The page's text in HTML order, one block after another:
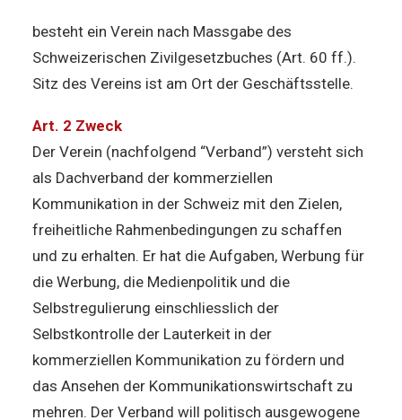
besteht ein Verein nach Massgabe des
Schweizerischen Zivilgesetzbuches (Art. 60 ff.).
Sitz des Vereins ist am Ort der Geschäftsstelle.
Art. 2 Zweck
Der Verein (nachfolgend “Verband”) versteht sich
als Dachverband der kommerziellen
Kommunikation in der Schweiz mit den Zielen,
freiheitliche Rahmenbedingungen zu schaffen
und zu erhalten. Er hat die Aufgaben, Werbung für
die Werbung, die Medienpolitik und die
Selbstregulierung einschliesslich der
Selbstkontrolle der Lauterkeit in der
kommerziellen Kommunikation zu fördern und
das Ansehen der Kommunikationswirtschaft zu
mehren. Der Verband will politisch ausgewogene